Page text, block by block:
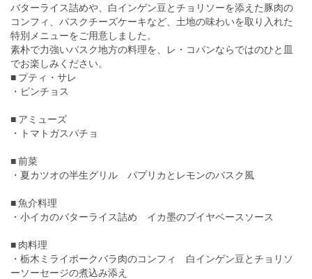
バターライス詰めや、白インゲン豆とチョリソーを添えた豚肉の
コンフィ、バスクチーズケーキなど、土地の味わいを取り入れた
特別メニューをご用意しました。
素朴で力強いバスク地方の料理を、レ・コパンならではのひと皿
でお楽しみください。
■ プティ・サレ
・ピンチョス
■ アミューズ
・トマトガスパチョ
■ 前菜
・夏カツオの半生グリル パプリカとレモンのバスク風
■ 魚介料理
・小イカのバターライス詰め イカ墨のブイヤベースソース
■ 肉料理
・栃木ミライポークバラ肉のコンフィ 白インゲン豆とチョリソ
ーソーセージの煮込み添え